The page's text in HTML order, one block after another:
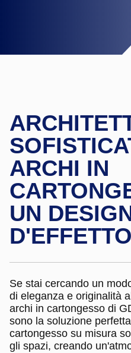
ARCHI IN
UN
Se stai cercando un
di eleganza e originalità
archi in cartongesso di
sono la soluzione
cartongesso su misura
gli spazi, creando